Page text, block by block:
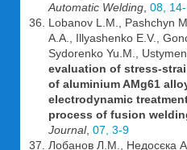
Automatic Welding 08,
Lobanov L.M., Pashchyn
A.A., Illyashenko E.V.,
Sydorenko Yu.M.,
evaluation of stress-
of aluminium AMg61
electrodynamic
process of fusion
Journal, 07, 3-9
Лобанов Л.М., Недосєка